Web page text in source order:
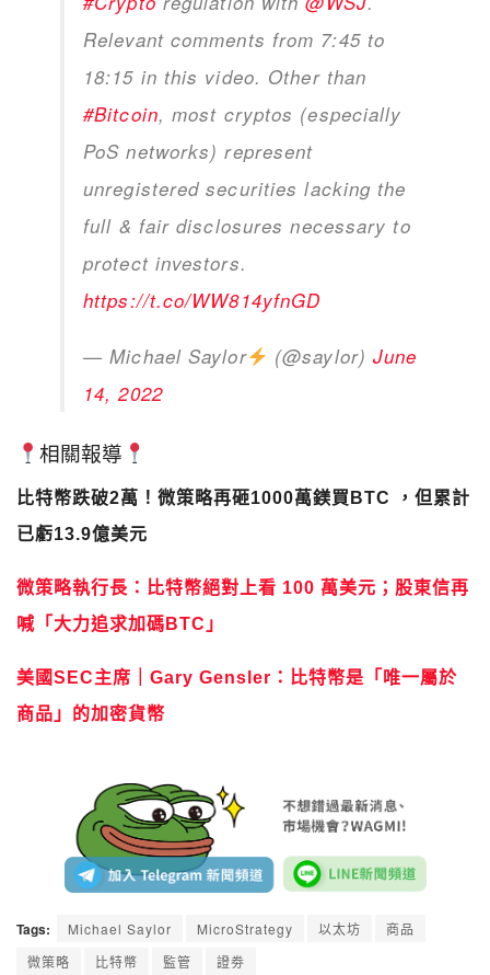
Relevant comments from 7:45 to
18:15 in this video. Other than
#Bitcoin, most cryptos (especially
PoS networks) represent
unregistered securities lacking the
full & fair disclosures necessary to
protect investors.
https://t.co/WW814yfnGD
— Michael Saylor (@saylor)June
14, 2022
相關報導
比特幣跌破2萬！微策略再砸1000萬鎂買BTC ，但累計
已虧13.9億美元
微策略執行長：比特幣絕對上看 100 萬美元；股東信再
喊「大力追求加碼BTC」
美國SEC主席｜Gary Gensler：比特幣是「唯一屬於
商品」的加密貨幣
Tags: Michael Saylor MicroStrategy 以太坊
商品
微策略
比特幣 監管 證劵